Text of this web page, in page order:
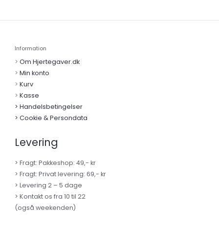
Information
> Om Hjertegaver.dk
> Min konto
> Kurv
> Kasse
> Handelsbetingelser
> Cookie & Persondata
Levering
> Fragt: Pakkeshop: 49,- kr
> Fragt: Privat levering: 69,- kr
> Levering 2 – 5 dage
> Kontakt os fra 10 til 22
(også weekenden)